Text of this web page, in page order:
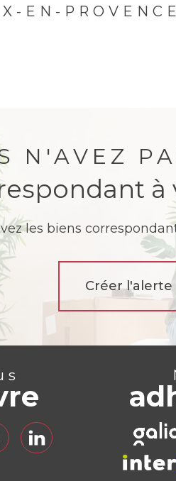
EN-PROVENCE
N'AVEZ
à
les biens
Créer l'alerte